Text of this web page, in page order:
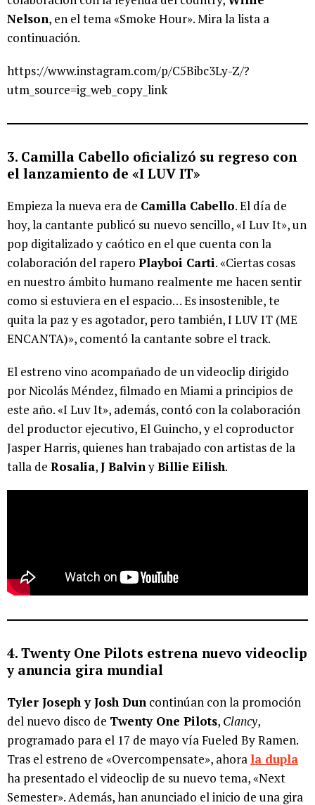
Nelson, en el tema «Smoke Hour». Mira la lista a
continuación.
https://www.instagram.com/p/C5Bibc3Ly-Z/?
utm_source=ig_web_copy_link
3. Camilla Cabello oficializó su regreso con
el lanzamiento de «I LUV IT»
Empieza la nueva era de Camilla Cabello. El día de
hoy, la cantante publicó su nuevo sencillo, «I Luv It», un
pop digitalizado y caótico en el que cuenta con la
colaboración del rapero Playboi Carti. «Ciertas cosas
en nuestro ámbito humano realmente me hacen sentir
como si estuviera en el espacio… Es insostenible, te
quita la paz y es agotador, pero también, I LUV IT (ME
ENCANTA)», comentó la cantante sobre el track.
El estreno vino acompañado de un videoclip dirigido
por Nicolás Méndez, filmado en Miami a principios de
este año. «I Luv It», además, contó con la colaboración
del productor ejecutivo, El Guincho, y el coproductor
Jasper Harris, quienes han trabajado con artistas de la
talla de Rosalia,J BalvinyBillie Eilish.
4. Twenty One Pilots estrena nuevo videoclip
y anuncia gira mundial
Tyler Joseph y Josh Dun continúan con la promoción
del nuevo disco de Twenty One Pilots, Clancy,
programado para el 17 de mayo vía Fueled By Ramen.
Tras el estreno de «Overcompensate», ahorala dupla
ha presentado el videoclip de su nuevo tema, «Next
Semester». Además, han anunciado el inicio de una gira